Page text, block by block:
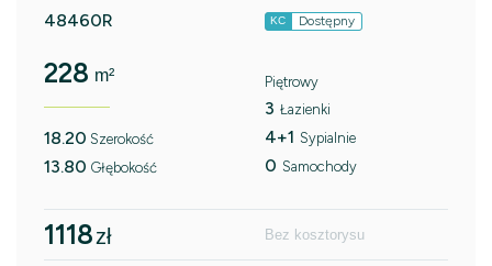
48460R KC Dostępny
228 m²
18.20 Szerokość
13.80 Głębokość
Piętrowy
3 Łazienki
4+1 Sypialnie
0 Samochody
1118zł Bez kosztorysu